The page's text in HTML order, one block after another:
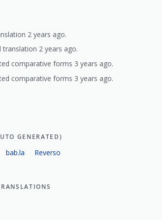
2 years ago.
translation 2 years ago.
comparative forms 3 years ago.
comparative forms 3 years ago.
GENERATED)
bab.la Reverso